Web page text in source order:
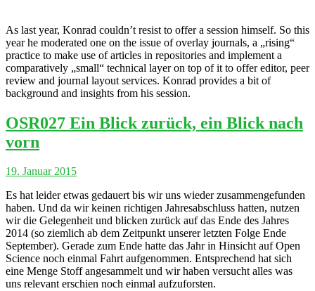
As last year, Konrad couldn’t resist to offer a session himself. So this
year he moderated one on the issue of overlay journals, a „rising“
practice to make use of articles in repositories and implement a
comparatively „small“ technical layer on top of it to offer editor, peer
review and journal layout services. Konrad provides a bit of
background and insights from his session.
OSR027 Ein Blick zurück, ein Blick nach
vorn
19. Januar 2015
Es hat leider etwas gedauert bis wir uns wieder zusammengefunden
haben. Und da wir keinen richtigen Jahresabschluss hatten, nutzen
wir die Gelegenheit und blicken zurück auf das Ende des Jahres
2014 (so ziemlich ab dem Zeitpunkt unserer letzten Folge Ende
September). Gerade zum Ende hatte das Jahr in Hinsicht auf Open
Science noch einmal Fahrt aufgenommen. Entsprechend hat sich
eine Menge Stoff angesammelt und wir haben versucht alles was
uns relevant erschien noch einmal aufzuforsten.